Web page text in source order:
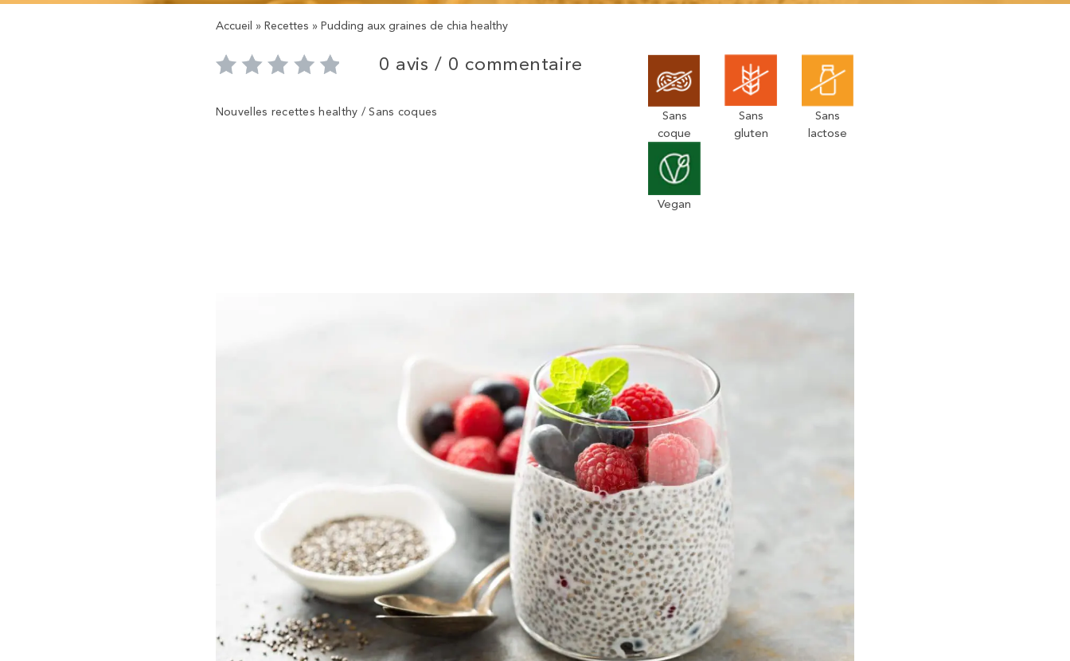
Accueil » Recettes » Pudding aux graines de chia healthy
0 avis / 0 commentaire
Nouvelles recettes healthy / Sans coques
Sans
coque
Sans
gluten
Sans
lactose
Vegan